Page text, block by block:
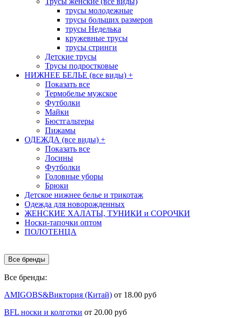
трусы молодежные
трусы больших размеров
трусы Неделька
кружевные трусы
трусы стринги
Детские трусы
Трусы подростковые
НИЖНЕЕ БЕЛЬЕ (все виды) +
Показать все
Термобелье мужское
Футболки
Майки
Бюстгальтеры
Пижамы
ОДЕЖДА (все виды) +
Показать все
Лосины
Футболки
Головные уборы
Брюки
Детское нижнее белье и трикотаж
Одежда для новорожденных
ЖЕНСКИЕ ХАЛАТЫ, ТУНИКИ и СОРОЧКИ
Носки-тапочки оптом
ПОЛОТЕНЦА
Все бренды
Все бренды:
AMIGOBS&Виктория (Китай) от 18.00 руб
BFL носки и колготки от 20.00 руб